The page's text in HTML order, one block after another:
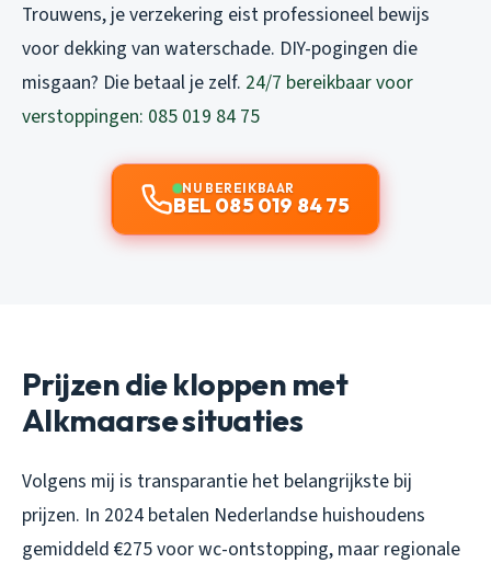
Trouwens, je verzekering eist professioneel bewijs
voor dekking van waterschade. DIY-pogingen die
misgaan? Die betaal je zelf. 24/7 bereikbaar voor
verstoppingen: 085 019 84 75
NU BEREIKBAAR
BEL 085 019 84 75
Prijzen die kloppen met
Alkmaarse situaties
Volgens mij is transparantie het belangrijkste bij
prijzen. In 2024 betalen Nederlandse huishoudens
gemiddeld €275 voor wc-ontstopping, maar regionale